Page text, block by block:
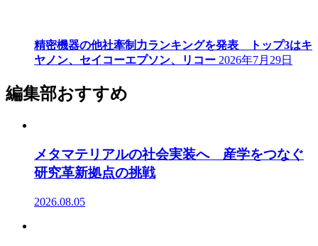
精密機器の他社牽制力ランキングを発表 トップ3はキ
ヤノン、セイコーエプソン、リコー 2026年7月29日
編集部おすすめ
メタマテリアルの社会実装へ 産学をつなぐ
研究革新拠点の挑戦
2026.08.05